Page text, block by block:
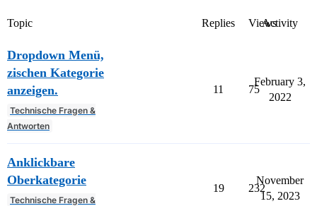
Topic Replies ViewsActivity
Dropdown Menü,
zischen Kategorie
anzeigen.
Technische Fragen &
Antworten
11 75
February 3,
2022
Anklickbare
Oberkategorie
Technische Fragen &
19 232
November
15, 2023